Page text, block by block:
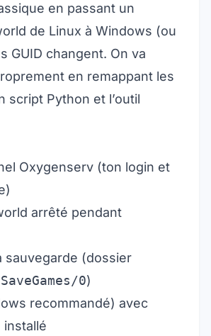
en passant un
de Linux à Windows (ou
GUID changent. On va
en remappant les
script Python et l’outil
Oxygenserv (ton login et
arrêté pendant
sauvegarde (dossier
0)
recommandé) avec
installé